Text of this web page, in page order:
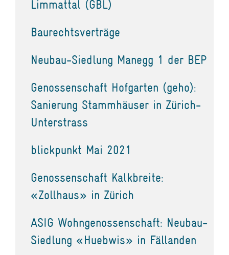
Limmattal (GBL)
Baurechtsverträge
Neubau-Siedlung Manegg 1 der BEP
Genossenschaft Hofgarten (geho):
Sanierung Stammhäuser in Zürich-
Unterstrass
blickpunkt Mai 2021
Genossenschaft Kalkbreite:
«Zollhaus» in Zürich
ASIG Wohngenossenschaft: Neubau-
Siedlung «Huebwis» in Fällanden